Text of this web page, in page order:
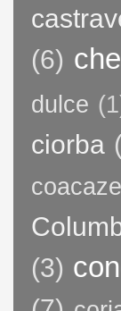
(6)
dulce
ciorba
coacaze
(3)